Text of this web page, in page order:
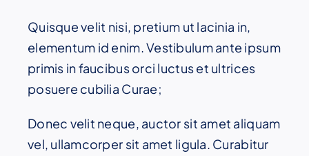
Quisque velit nisi, pretium ut lacinia in,
elementum id enim. Vestibulum ante ipsum
primis in faucibus orci luctus et ultrices
posuere cubilia Curae;
Donec velit neque, auctor sit amet aliquam
vel, ullamcorper sit amet ligula. Curabitur